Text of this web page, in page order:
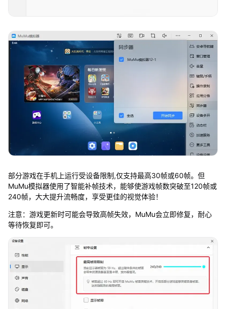
部分游戏在手机上运行受设备限制,仅支持最高30帧或60帧。但
MuMu模拟器使用了智能补帧技术，能够使游戏帧数突破至120帧或
240帧，大大提升流畅度，享受更佳的视觉体验！
注意：游戏更新时可能会导致高帧失效，MuMu会立即修复，耐心
等待恢复即可。